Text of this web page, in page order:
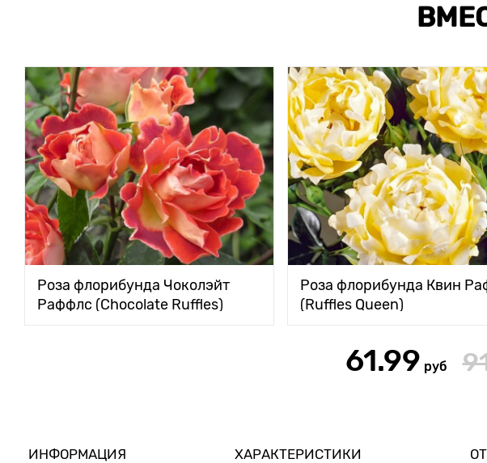
Роза флорибунда Чоколэйт
Раффлс (Chocolate Ruffles)
Роза флорибунда Квин
(Ruffles Queen)
61.99 руб
ИНФОРМАЦИЯ ХАРАКТЕРИСТИКИ